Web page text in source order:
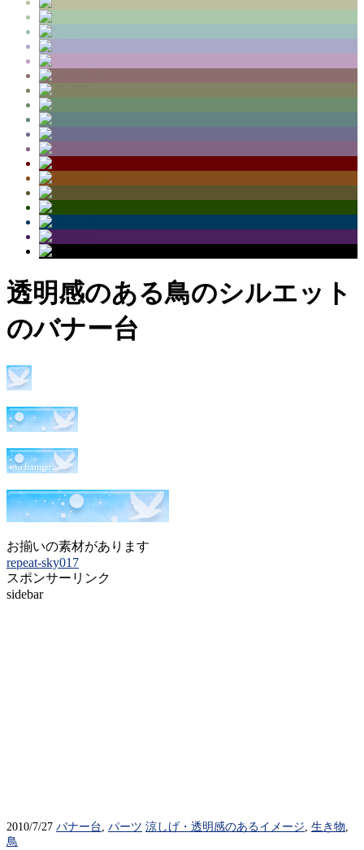
透明感のある鳥のシルエット
のバナー台
お揃いの素材があります
repeat-sky017
スポンサーリンク
sidebar
2010/7/27 バナー台 パーツ 涼しげ・透明感のあるイメージ 生き物
鳥